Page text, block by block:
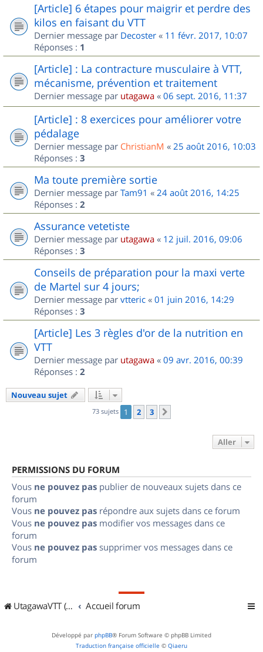
[Article] 6 étapes pour maigrir et perdre des
kilos en faisant du VTT
Dernier message par Decoster « 11 févr. 2017, 10:07
Réponses : 1
[Article] : La contracture musculaire à VTT,
mécanisme, prévention et traitement
Dernier message par utagawa « 06 sept. 2016, 11:37
[Article] : 8 exercices pour améliorer votre
pédalage
Dernier message par ChristianM « 25 août 2016, 10:03
Réponses : 3
Ma toute première sortie
Dernier message par Tam91 « 24 août 2016, 14:25
Réponses : 2
Assurance vetetiste
Dernier message par utagawa « 12 juil. 2016, 09:06
Réponses : 3
Conseils de préparation pour la maxi verte
de Martel sur 4 jours;
Dernier message par vtteric « 01 juin 2016, 14:29
Réponses : 3
[Article] Les 3 règles d'or de la nutrition en
VTT
Dernier message par utagawa « 09 avr. 2016, 00:39
Réponses : 2
Nouveau sujet
73 sujets 1 2 3
Aller
PERMISSIONS DU FORUM
Vous ne pouvez pas publier de nouveaux sujets dans ce
forum
Vous ne pouvez pas répondre aux sujets dans ce forum
Vous ne pouvez pas modifier vos messages dans ce
forum
Vous ne pouvez pas supprimer vos messages dans ce
forum
UtagawaVTT (Randos VTT et VTTAE avec traces GPS) Accueil forum
Développé par phpBB® Forum Software © phpBB Limited
Traduction française officielle © Qiaeru